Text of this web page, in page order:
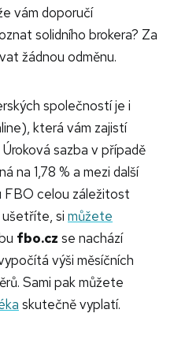
vám doporučí
solidního brokera? Za
žádnou odměnu.
společností je i
která vám zajistí
sazba v případě
na 1,78 % a mezi další
FBO celou záležitost
ušetříte, si můžete
fbo.cz se nachází
výši měsíčních
Sami pak můžete
skutečně vyplatí.